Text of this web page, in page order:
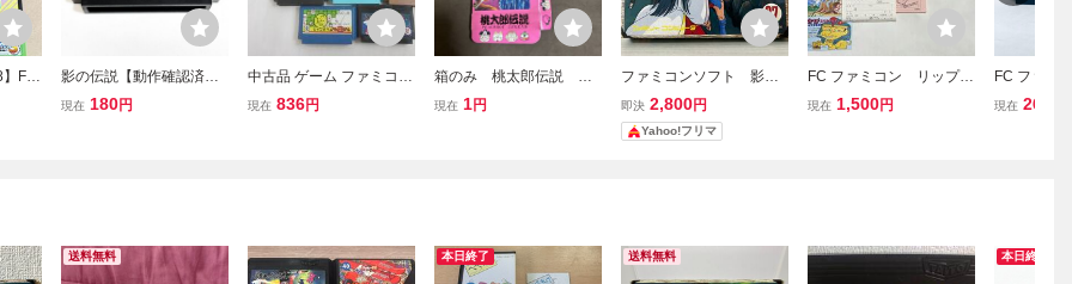
FC
影の伝説【動作確認済】
８本まで同梱可 簡易清
現在 180円
中古品 ゲーム ファミコン
ソフト 11点 EGYPT スパ
現在 836円
箱のみ 桃太郎伝説 フ
ァミコン
現在 1円
ファミコンソフト 影の
伝説 箱説、応募券付き
（レトロゲーム ファミ
カセ）
即決 2,800円
Yahoo!フリマ
FC ファミコン リップル
アイランド 箱 ソフト 説
現在 1,500円
FC ファミ
の伝説 ソ
現在 269
送料無料 本日終了 送料無料 本日終了